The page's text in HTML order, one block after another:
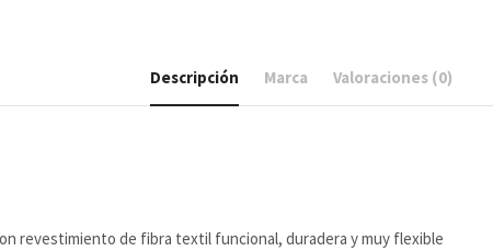
Descripción Marca Valoraciones (0)
revestimiento de fibra textil funcional, duradera y muy flexible